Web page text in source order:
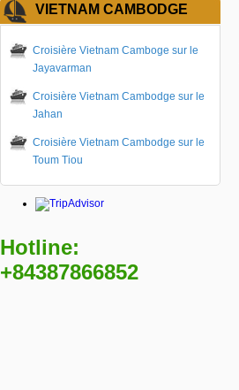
VIETNAM CAMBODGE
Croisière Vietnam Camboge sur le
Jayavarman
Croisière Vietnam Cambodge sur le
Jahan
Croisière Vietnam Cambodge sur le
Toum Tiou
Hotline:
+84387866852